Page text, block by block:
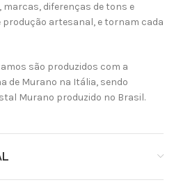
diferenças de tons e
artesanal, e tornam cada
são produzidos com a
de Murano na Itália, sendo
Murano produzido no Brasil.